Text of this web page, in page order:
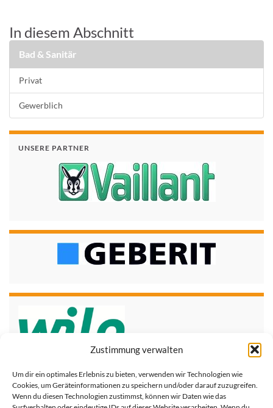
Zustimmung verwalten
Um dir ein optimales Erlebnis zu bieten, verwenden wir Technologien wie
Cookies, um Geräteinformationen zu speichern und/oder darauf zuzugreifen.
Wenn du diesen Technologien zustimmst, können wir Daten wie das
In diesem Abschnitt
Bad & Sanitär
Privat
Gewerblich
UNSERE PARTNER